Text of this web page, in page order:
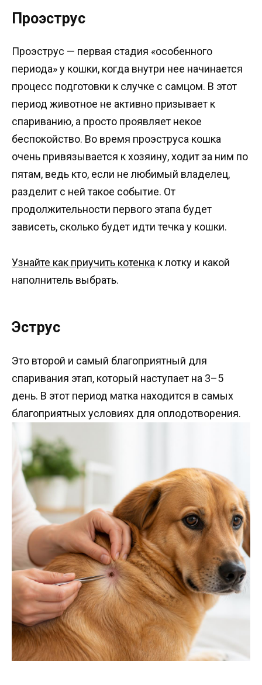
Проэструс
Проэструс — первая стадия «особенного
периода» у кошки, когда внутри нее начинается
процесс подготовки к случке с самцом. В этот
период животное не активно призывает к
спариванию, а просто проявляет некое
беспокойство. Во время проэструса кошка
очень привязывается к хозяину, ходит за ним по
пятам, ведь кто, если не любимый владелец,
разделит с ней такое событие. От
продолжительности первого этапа будет
зависеть, сколько будет идти течка у кошки.
Узнайте как приучить котенка к лотку и какой
наполнитель выбрать.
Эструс
Это второй и самый благоприятный для
спаривания этап, который наступает на 3–5
день. В этот период матка находится в самых
благоприятных условиях для оплодотворения.